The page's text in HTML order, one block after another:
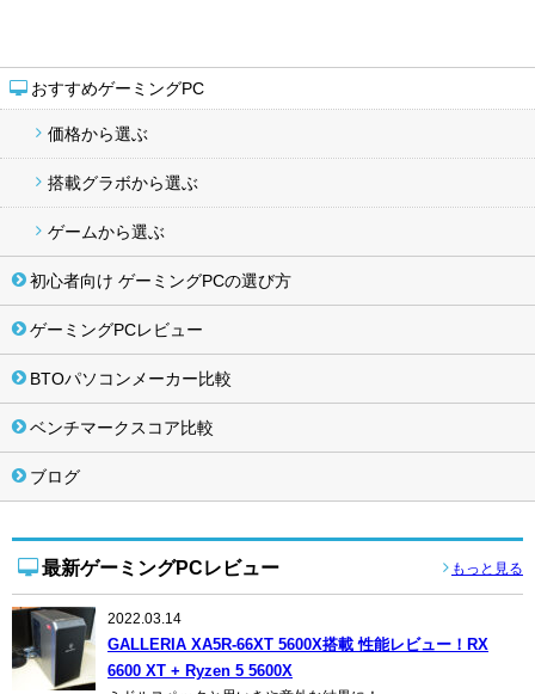
おすすめゲーミングPC
価格から選ぶ
搭載グラボから選ぶ
ゲームから選ぶ
初心者向け ゲーミングPCの選び方
ゲーミングPCレビュー
BTOパソコンメーカー比較
ベンチマークスコア比較
ブログ
最新ゲーミングPCレビュー もっと見る
2022.03.14
GALLERIA XA5R-66XT 5600X搭載 性能レビュー！RX
6600 XT + Ryzen 5 5600X